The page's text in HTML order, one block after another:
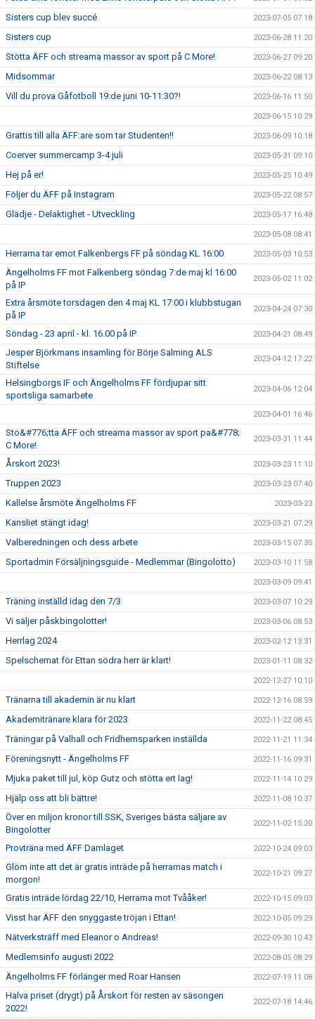
Sisters cup blev succé 2023-07-05 07:18
Sisters cup 2023-06-28 11:20
Stötta ÄFF och streama massor av sport på C More! 2023-06-27 09:20
Midsommar 2023-06-22 08:13
Vill du prova Gåfotboll 19:de juni 10-11:30?! 2023-06-16 11:50
2023-06-15 10:29
Grattis till alla ÄFF:are som tar Studenten!! 2023-06-09 10:18
Coerver summercamp 3-4 juli 2023-05-31 09:10
Hej på er! 2023-05-25 10:49
Följer du ÄFF på Instagram 2023-05-22 08:57
Glädje - Delaktighet - Utveckling 2023-05-17 16:48
2023-05-08 08:41
Herrarna tar emot Falkenbergs FF på söndag KL 16:00 2023-05-03 10:53
Ängelholms FF mot Falkenberg söndag 7:de maj kl 16:00
på IP
2023-05-02 11:02
Extra årsmöte torsdagen den 4 maj KL 17:00 i klubbstugan
på IP
2023-04-24 07:30
Söndag - 23 april - kl. 16.00 på IP 2023-04-21 08:49
Jesper Björkmans insamling för Börje Salming ALS
Stiftelse
2023-04-12 17:22
Helsingborgs IF och Ängelholms FF fördjupar sitt
sportsliga samarbete
2023-04-06 12:04
2023-04-01 16:46
Sto&#776;tta ÄFF och streama massor av sport pa&#778;
C More!
2023-03-31 11:44
Årskort 2023! 2023-03-23 11:10
Truppen 2023 2023-03-23 07:40
Kallelse årsmöte Ängelholms FF 2023-03-23
Kansliet stängt idag! 2023-03-21 07:29
Valberedningen och dess arbete 2023-03-15 07:35
Sportadmin Försäljningsguide - Medlemmar (Bingolotto) 2023-03-10 11:58
2023-03-09 09:41
Träning inställd idag den 7/3 2023-03-07 10:29
Vi säljer påskbingolotter! 2023-03-06 08:53
Herrlag 2024 2023-02-12 13:31
Spelschemat för Ettan södra herr är klart! 2023-01-11 08:32
2022-12-27 10:10
Tränarna till akademin är nu klart 2022-12-16 08:59
Akademitränare klara för 2023 2022-11-22 08:45
Träningar på Valhall och Fridhemsparken inställda 2022-11-21 11:34
Föreningsnytt - Ängelholms FF 2022-11-16 09:31
Mjuka paket till jul, köp Gutz och stötta ert lag! 2022-11-14 10:29
Hjälp oss att bli bättre! 2022-11-08 10:37
Över en miljon kronor till SSK, Sveriges bästa säljare av
Bingolotter
2022-11-02 15:20
Provträna med ÄFF Damlaget 2022-10-24 09:03
Glöm inte att det är gratis inträde på herrarnas match i
morgon!
2022-10-21 09:27
Gratis inträde lördag 22/10, Herrarna mot Tvååker! 2022-10-15 09:03
Visst har ÄFF den snyggaste tröjan i Ettan! 2022-10-05 09:29
Nätverksträff med Eleanor o Andreas! 2022-09-30 10:43
Medlemsinfo augusti 2022 2022-08-05 08:29
Ängelholms FF förlänger med Roar Hansen 2022-07-19 11:08
Halva priset (drygt) på Årskort för resten av säsongen
2022!
2022-07-18 14:46